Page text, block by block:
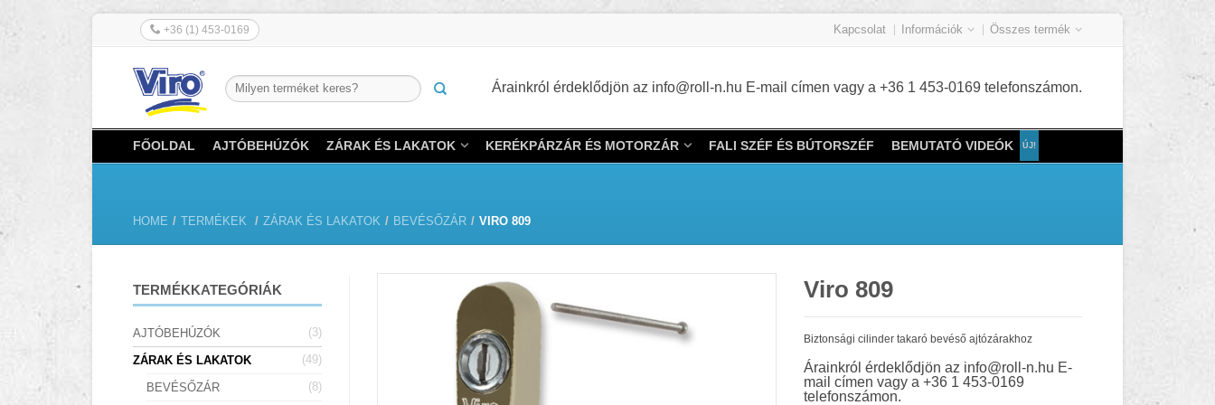
+36 (1) 453-0169 Kapcsolat Információk Összes termék
Árainkról érdeklődjön az info@roll-n.hu E-mail címen vagy a +36 1 453-0169 telefonszámon.
FŐOLDAL AJTÓBEHÚZÓK ZÁRAK ÉS LAKATOK KERÉKPÁRZÁR ÉS MOTORZÁR FALI SZÉF ÉS BÚTORSZÉF BEMUTATÓ VIDEÓK
HOME / TERMÉKEK / ZÁRAK ÉS LAKATOK / BEVÉSŐZÁR / VIRO 809
TERMÉKKATEGÓRIÁK
AJTÓBEHÚZÓK (3)
ZÁRAK ÉS LAKATOK (49)
BEVÉSŐZÁR (8)
Viro 809
Biztonsági cilinder takaró bevéső ajtózárakhoz
Árainkról érdeklődjön az info@roll-n.hu E-
mail címen vagy a +36 1 453-0169
telefonszámon.